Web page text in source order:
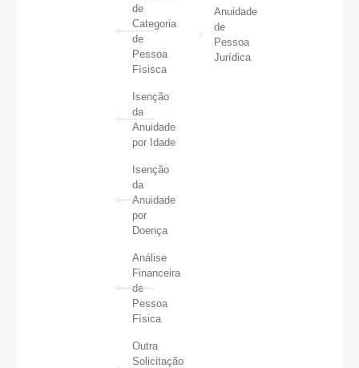
de
Categoria
de
Pessoa
Físisca
Isenção
da
Anuidade
por Idade
Isenção
da
Anuidade
por
Doença
Análise
Financeira
de
Pessoa
Física
Outra
Solicitação
Anuidade
de
Pessoa
Jurídica